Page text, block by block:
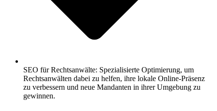
SEO für Rechtsanwälte: Spezialisierte Optimierung, um
Rechtsanwälten dabei zu helfen, ihre lokale Online-Präsenz
zu verbessern und neue Mandanten in ihrer Umgebung zu
gewinnen.